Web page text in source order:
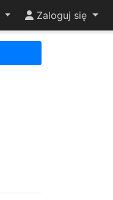
Zaloguj się